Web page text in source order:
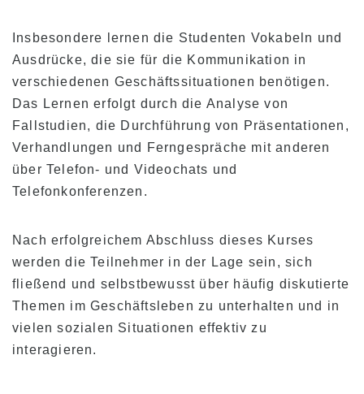
Visum)
Gebühren für die Unterkunft
Nachmittagskurse für Transferstudenten und
derzeitige Studenten
Anwendung
Bewerbungsprozess
Online Bewerbungsformular
Prozess von der Bewerbung bis zur
Immatrikulation
Für aktuelle Studenten
Insbesondere lernen die Studenten Vokabeln und
Ausdrücke, die sie für die Kommunikation in
verschiedenen Geschäftssituationen benötigen.
Das Lernen erfolgt durch die Analyse von
Fallstudien, die Durchführung von Präsentationen,
Verhandlungen und Ferngespräche mit anderen
über Telefon- und Videochats und
Telefonkonferenzen.
Nach erfolgreichem Abschluss dieses Kurses
werden die Teilnehmer in der Lage sein, sich
fließend und selbstbewusst über häufig diskutierte
Themen im Geschäftsleben zu unterhalten und in
vielen sozialen Situationen effektiv zu
interagieren.